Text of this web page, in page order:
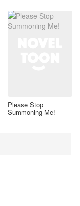
Please Stop
Summoning Me!